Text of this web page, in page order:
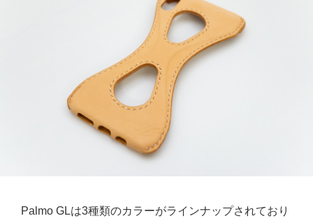
Palmo GLは3種類のカラーがラインナップされており